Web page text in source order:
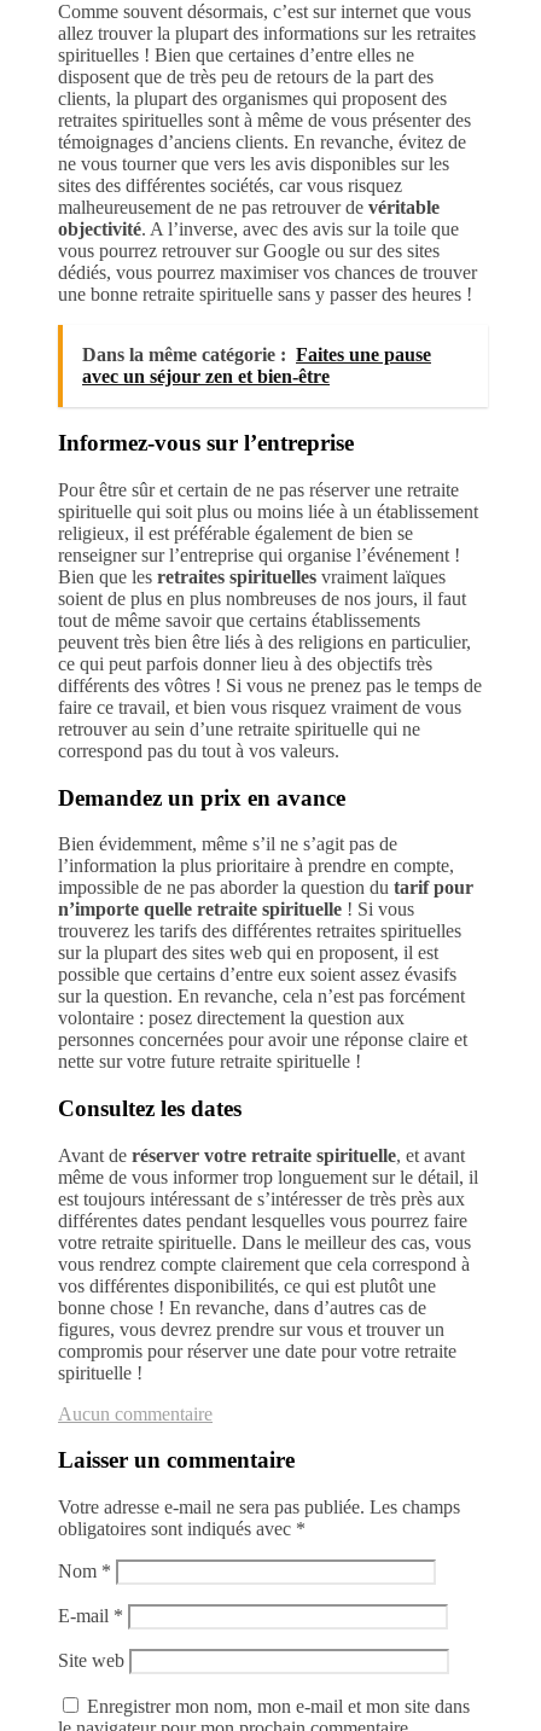
Comme souvent désormais, c’est sur internet que vous
allez trouver la plupart des informations sur les retraites
spirituelles ! Bien que certaines d’entre elles ne
disposent que de très peu de retours de la part des
clients, la plupart des organismes qui proposent des
retraites spirituelles sont à même de vous présenter des
témoignages d’anciens clients. En revanche, évitez de
ne vous tourner que vers les avis disponibles sur les
sites des différentes sociétés, car vous risquez
malheureusement de ne pas retrouver de véritable
objectivité. A l’inverse, avec des avis sur la toile que
vous pourrez retrouver sur Google ou sur des sites
dédiés, vous pourrez maximiser vos chances de trouver
une bonne retraite spirituelle sans y passer des heures !
Dans la même catégorie : Faites une pause
avec un séjour zen et bien-être
Informez-vous sur l’entreprise
Pour être sûr et certain de ne pas réserver une retraite
spirituelle qui soit plus ou moins liée à un établissement
religieux, il est préférable également de bien se
renseigner sur l’entreprise qui organise l’événement !
Bien que les retraites spirituelles vraiment laïques
soient de plus en plus nombreuses de nos jours, il faut
tout de même savoir que certains établissements
peuvent très bien être liés à des religions en particulier,
ce qui peut parfois donner lieu à des objectifs très
différents des vôtres ! Si vous ne prenez pas le temps de
faire ce travail, et bien vous risquez vraiment de vous
retrouver au sein d’une retraite spirituelle qui ne
correspond pas du tout à vos valeurs.
Demandez un prix en avance
Bien évidemment, même s’il ne s’agit pas de
l’information la plus prioritaire à prendre en compte,
impossible de ne pas aborder la question du tarif pour
n’importe quelle retraite spirituelle ! Si vous
trouverez les tarifs des différentes retraites spirituelles
sur la plupart des sites web qui en proposent, il est
possible que certains d’entre eux soient assez évasifs
sur la question. En revanche, cela n’est pas forcément
volontaire : posez directement la question aux
personnes concernées pour avoir une réponse claire et
nette sur votre future retraite spirituelle !
Consultez les dates
Avant de réserver votre retraite spirituelle, et avant
même de vous informer trop longuement sur le détail, il
est toujours intéressant de s’intéresser de très près aux
différentes dates pendant lesquelles vous pourrez faire
votre retraite spirituelle. Dans le meilleur des cas, vous
vous rendrez compte clairement que cela correspond à
vos différentes disponibilités, ce qui est plutôt une
bonne chose ! En revanche, dans d’autres cas de
figures, vous devrez prendre sur vous et trouver un
compromis pour réserver une date pour votre retraite
spirituelle !
Aucun commentaire
Laisser un commentaire
Votre adresse e-mail ne sera pas publiée. Les champs
obligatoires sont indiqués avec *
Nom *
E-mail *
Site web
Enregistrer mon nom, mon e-mail et mon site dans